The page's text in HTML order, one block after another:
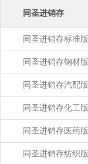
同圣进销存
同圣进销存标准版
同圣进销存钢材版
同圣进销存汽配版
同圣进销存化工版
同圣进销存医药版
同圣进销存纺织版